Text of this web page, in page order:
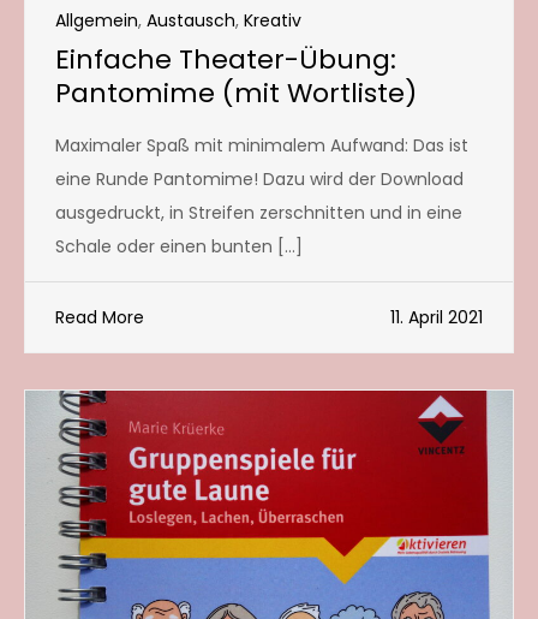
Allgemein, Austausch, Kreativ
Einfache Theater-Übung:
Pantomime (mit Wortliste)
Maximaler Spaß mit minimalem Aufwand: Das ist
eine Runde Pantomime! Dazu wird der Download
ausgedruckt, in Streifen zerschnitten und in eine
Schale oder einen bunten […]
Read More 11. April 2021